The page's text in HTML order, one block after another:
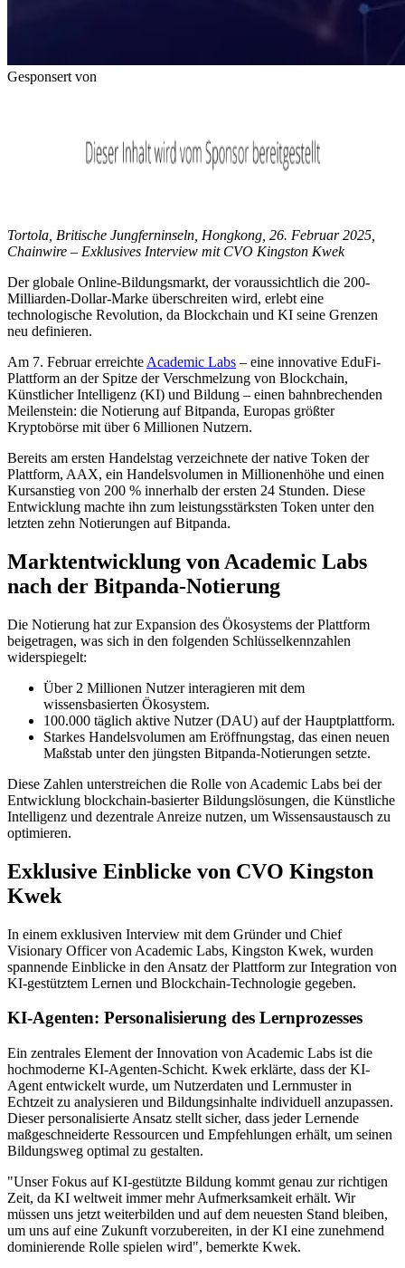
Gesponsert von
Tortola, Britische Jungferninseln, Hongkong, 26. Februar 2025,
Chainwire – Exklusives Interview mit CVO Kingston Kwek
Der globale Online-Bildungsmarkt, der voraussichtlich die 200-
Milliarden-Dollar-Marke überschreiten wird, erlebt eine
technologische Revolution, da Blockchain und KI seine Grenzen
neu definieren.
Am 7. Februar erreichte Academic Labs – eine innovative EduFi-
Plattform an der Spitze der Verschmelzung von Blockchain,
Künstlicher Intelligenz (KI) und Bildung – einen bahnbrechenden
Meilenstein: die Notierung auf Bitpanda, Europas größter
Kryptobörse mit über 6 Millionen Nutzern.
Bereits am ersten Handelstag verzeichnete der native Token der
Plattform, AAX, ein Handelsvolumen in Millionenhöhe und einen
Kursanstieg von 200 % innerhalb der ersten 24 Stunden. Diese
Entwicklung machte ihn zum leistungsstärksten Token unter den
letzten zehn Notierungen auf Bitpanda.
Marktentwicklung von Academic Labs
nach der Bitpanda-Notierung
Die Notierung hat zur Expansion des Ökosystems der Plattform
beigetragen, was sich in den folgenden Schlüsselkennzahlen
widerspiegelt:
Über 2 Millionen Nutzer interagieren mit dem
wissensbasierten Ökosystem.
100.000 täglich aktive Nutzer (DAU) auf der Hauptplattform.
Starkes Handelsvolumen am Eröffnungstag, das einen neuen
Maßstab unter den jüngsten Bitpanda-Notierungen setzte.
Diese Zahlen unterstreichen die Rolle von Academic Labs bei der
Entwicklung blockchain-basierter Bildungslösungen, die Künstliche
Intelligenz und dezentrale Anreize nutzen, um Wissensaustausch zu
optimieren.
Exklusive Einblicke von CVO Kingston
Kwek
In einem exklusiven Interview mit dem Gründer und Chief
Visionary Officer von Academic Labs, Kingston Kwek, wurden
spannende Einblicke in den Ansatz der Plattform zur Integration von
KI-gestütztem Lernen und Blockchain-Technologie gegeben.
KI-Agenten: Personalisierung des Lernprozesses
Ein zentrales Element der Innovation von Academic Labs ist die
hochmoderne KI-Agenten-Schicht. Kwek erklärte, dass der KI-
Agent entwickelt wurde, um Nutzerdaten und Lernmuster in
Echtzeit zu analysieren und Bildungsinhalte individuell anzupassen.
Dieser personalisierte Ansatz stellt sicher, dass jeder Lernende
maßgeschneiderte Ressourcen und Empfehlungen erhält, um seinen
Bildungsweg optimal zu gestalten.
"Unser Fokus auf KI-gestützte Bildung kommt genau zur richtigen
Zeit, da KI weltweit immer mehr Aufmerksamkeit erhält. Wir
müssen uns jetzt weiterbilden und auf dem neuesten Stand bleiben,
um uns auf eine Zukunft vorzubereiten, in der KI eine zunehmend
dominierende Rolle spielen wird", bemerkte Kwek.